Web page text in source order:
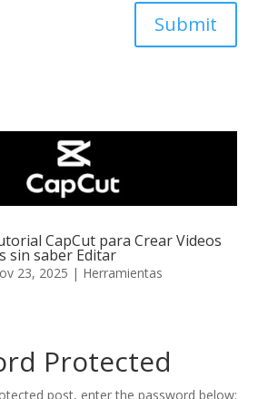
Submit
CapCut para Crear Videos
sin saber Editar
23, 2025 | Herramientas
Protected
post, enter the password below: